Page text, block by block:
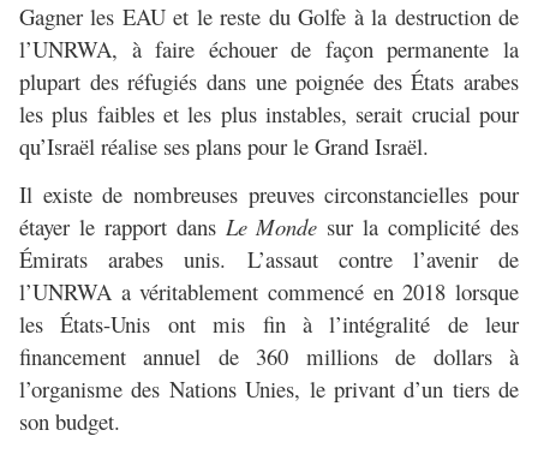
Gagner les EAU et le reste du Golfe à la destruction de
l’UNRWA, à faire échouer de façon permanente la
plupart des réfugiés dans une poignée des États arabes
les plus faibles et les plus instables, serait crucial pour
qu’Israël réalise ses plans pour le Grand Israël.
Il existe de nombreuses preuves circonstancielles pour
étayer le rapport dans Le Monde sur la complicité des
Émirats arabes unis. L’assaut contre l’avenir de
l’UNRWA a véritablement commencé en 2018 lorsque
les États-Unis ont mis fin à l’intégralité de leur
financement annuel de 360 millions de dollars à
l’organisme des Nations Unies, le privant d’un tiers de
son budget.